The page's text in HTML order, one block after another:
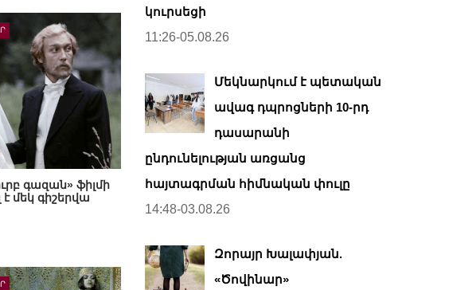
գազան» ֆիլմի
է մեկ գիշերվա
կուրսեցի
11:26-05.08.26
Մեկնարկում է պետական
ավագ դպրոցների 10-րդ
դասարանի
ընդունելության առցանց
հայտագրման հիմնական փուլը
14:48-03.08.26
Զորայր Խալափյան.
«Ծովինար»